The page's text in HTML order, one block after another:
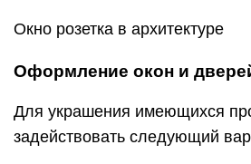
Окно розетка в архитектуре
Оформление окон и
Для украшения имеющихся
задействовать следующий